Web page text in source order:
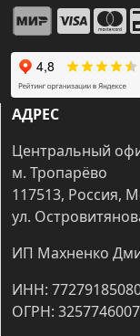
АДРЕС
Центральный
м. Тропарёво
117513, Россия,
ул.
ИП Махненко
ИНН:
ОГРН: